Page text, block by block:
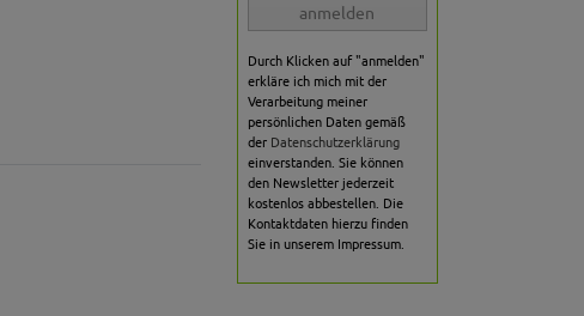
anmelden
Durch Klicken auf "anmelden"
erkläre ich mich mit der
Verarbeitung meiner
persönlichen Daten gemäß
der Datenschutzerklärung
einverstanden. Sie können
den Newsletter jederzeit
kostenlos abbestellen. Die
Kontaktdaten hierzu finden
Sie in unserem Impressum.